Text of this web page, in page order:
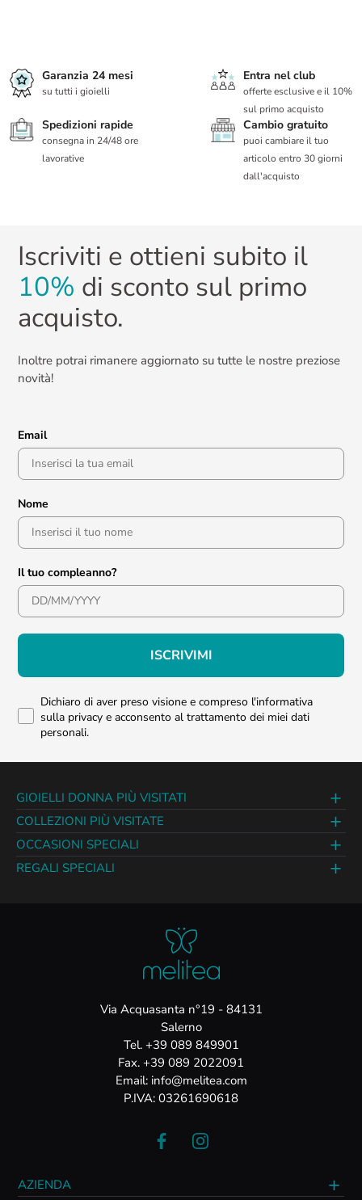
Garanzia 24 mesi
su tutti i gioielli
Entra nel club
offerte esclusive e il 10%
sul primo acquisto
Spedizioni rapide
consegna in 24/48 ore
lavorative
Cambio gratuito
puoi cambiare il tuo
articolo entro 30 giorni
dall'acquisto
Iscriviti e ottieni subito il
10% di sconto sul primo
acquisto.
Inoltre potrai rimanere aggiornato su tutte le nostre preziose
novità!
Email
Nome
Il tuo compleanno?
ISCRIVIMI
Dichiaro di aver preso visione e compreso l'informativa
sulla privacy e acconsento al trattamento dei miei dati
personali.
GIOIELLI DONNA PIÙ VISITATI
COLLEZIONI PIÙ VISITATE
OCCASIONI SPECIALI
REGALI SPECIALI
Via Acquasanta n°19 - 84131
Salerno
Tel. +39 089 849901
Fax. +39 089 2022091
Email: info@melitea.com
P.IVA: 03261690618
AZIENDA